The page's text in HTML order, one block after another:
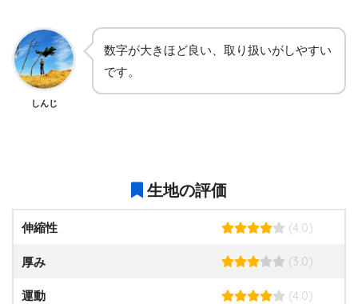
しんじ
数字が大きほど良い、取り扱いがしやすい
です。
生地の評価
伸縮性 (4.0)
厚み (3.0)
運動 (4.0)